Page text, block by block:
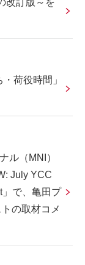
荷役時間」
ル（MNI）
July YCC
で、亀田プ
の取材コメ